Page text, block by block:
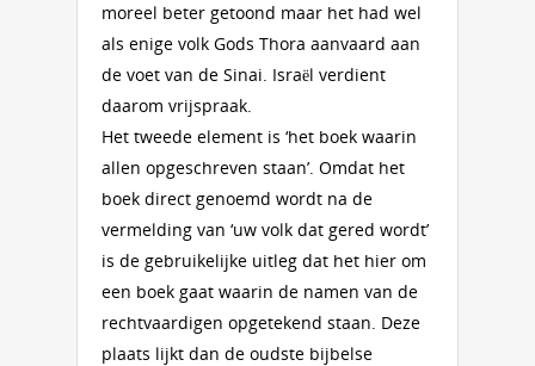
moreel beter getoond maar het had wel
als enige volk Gods Thora aanvaard aan
de voet van de Sinai. Israël verdient
daarom vrijspraak.
Het tweede element is ‘het boek waarin
allen opgeschreven staan’. Omdat het
boek direct genoemd wordt na de
vermelding van ‘uw volk dat gered wordt’
is de gebruikelijke uitleg dat het hier om
een boek gaat waarin de namen van de
rechtvaardigen opgetekend staan. Deze
plaats lijkt dan de oudste bijbelse